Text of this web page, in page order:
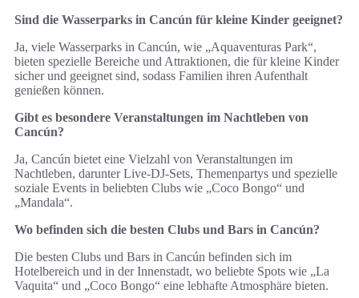
Sind die Wasserparks in Cancún für kleine Kinder geeignet?
Ja, viele Wasserparks in Cancún, wie „Aquaventuras Park“,
bieten spezielle Bereiche und Attraktionen, die für kleine Kinder
sicher und geeignet sind, sodass Familien ihren Aufenthalt
genießen können.
Gibt es besondere Veranstaltungen im Nachtleben von
Cancún?
Ja, Cancún bietet eine Vielzahl von Veranstaltungen im
Nachtleben, darunter Live-DJ-Sets, Themenpartys und spezielle
soziale Events in beliebten Clubs wie „Coco Bongo“ und
„Mandala“.
Wo befinden sich die besten Clubs und Bars in Cancún?
Die besten Clubs und Bars in Cancún befinden sich im
Hotelbereich und in der Innenstadt, wo beliebte Spots wie „La
Vaquita“ und „Coco Bongo“ eine lebhafte Atmosphäre bieten.